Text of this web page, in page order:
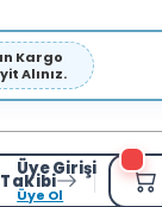
Kargo
Alınız.
Üye Girişi
Üye Ol